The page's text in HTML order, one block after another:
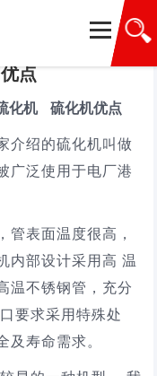
点
化机
硫化机优点
介绍的硫化机叫做
广泛使用于电厂港
表面温度很高，
内部设计采用高 温
温不锈钢管，充分
要求采用特殊处
寿命需求。